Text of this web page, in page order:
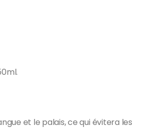
et le palais, ce qui évitera les